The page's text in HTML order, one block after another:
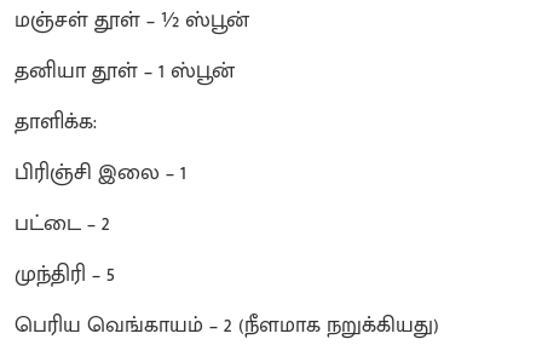
மஞ்சள் தூள் – ½ ஸ்பூன்
தனியா தூள் – 1 ஸ்பூன்
தாளிக்க:
பிரிஞ்சி இலை – 1
பட்டை – 2
முந்திரி – 5
பெரிய வெங்காயம் – 2 (நீளமாக நறுக்கியது)